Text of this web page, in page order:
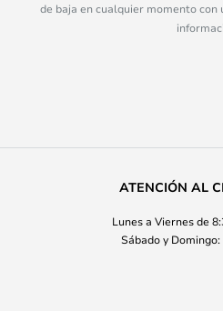
de baja en cualquier momento
ATENCIÓN AL
Lunes a Viernes de
Sábado y